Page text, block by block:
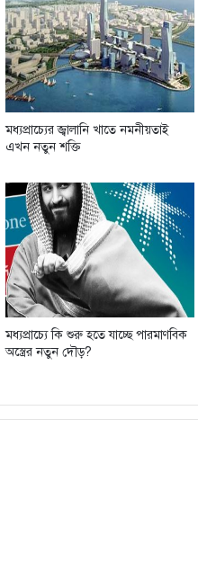
মধ্যপ্রাচ্যের জ্বালানি খাতে নমনীয়তাই
এখন নতুন শক্তি
মধ্যপ্রাচ্যে কি শুরু হতে যাচ্ছে পারমাণবিক
অস্ত্রের নতুন দৌড়?